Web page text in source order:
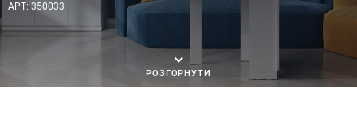
АРТ: 350033
РОЗГОРНУТИ